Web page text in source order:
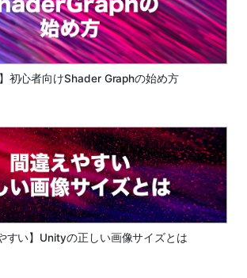
初心者向けShader Graphの始め方
すい】Unityの正しい画像サイズとは